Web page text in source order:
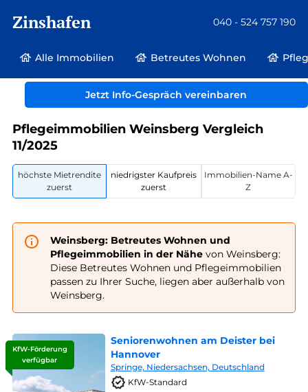
Zinshafen 040 - 524 757 190
Alle Immobilien Betreutes Wohnen
Jetzt Info-Gespräch vereinbaren
Betreutes Wohnen und Pflegeimmobilien
Deutschland
Baden-Württemberg
Weinsberg
Pflegeimmobilien Weinsberg Vergleich
11/2025
höchste Mietrendite
zuerst
niedrigster Kaufpreis
zuerst
Immobilien-Name A-
Z
Weinsberg: Betreutes Wohnen und
Pflegeimmobilien in der Nähevon Weinsberg:
Diese Betreutes Wohnen und Pflegeimmobilien
passen zu Ihrer Suche, liegen aber außerhalb von
Weinsberg.
KfW-Förderung
verfügbar
Seniorenwohnen am Deister bei
Hannover
Springe, Niedersachsen, Deutschland
KfW-Standard